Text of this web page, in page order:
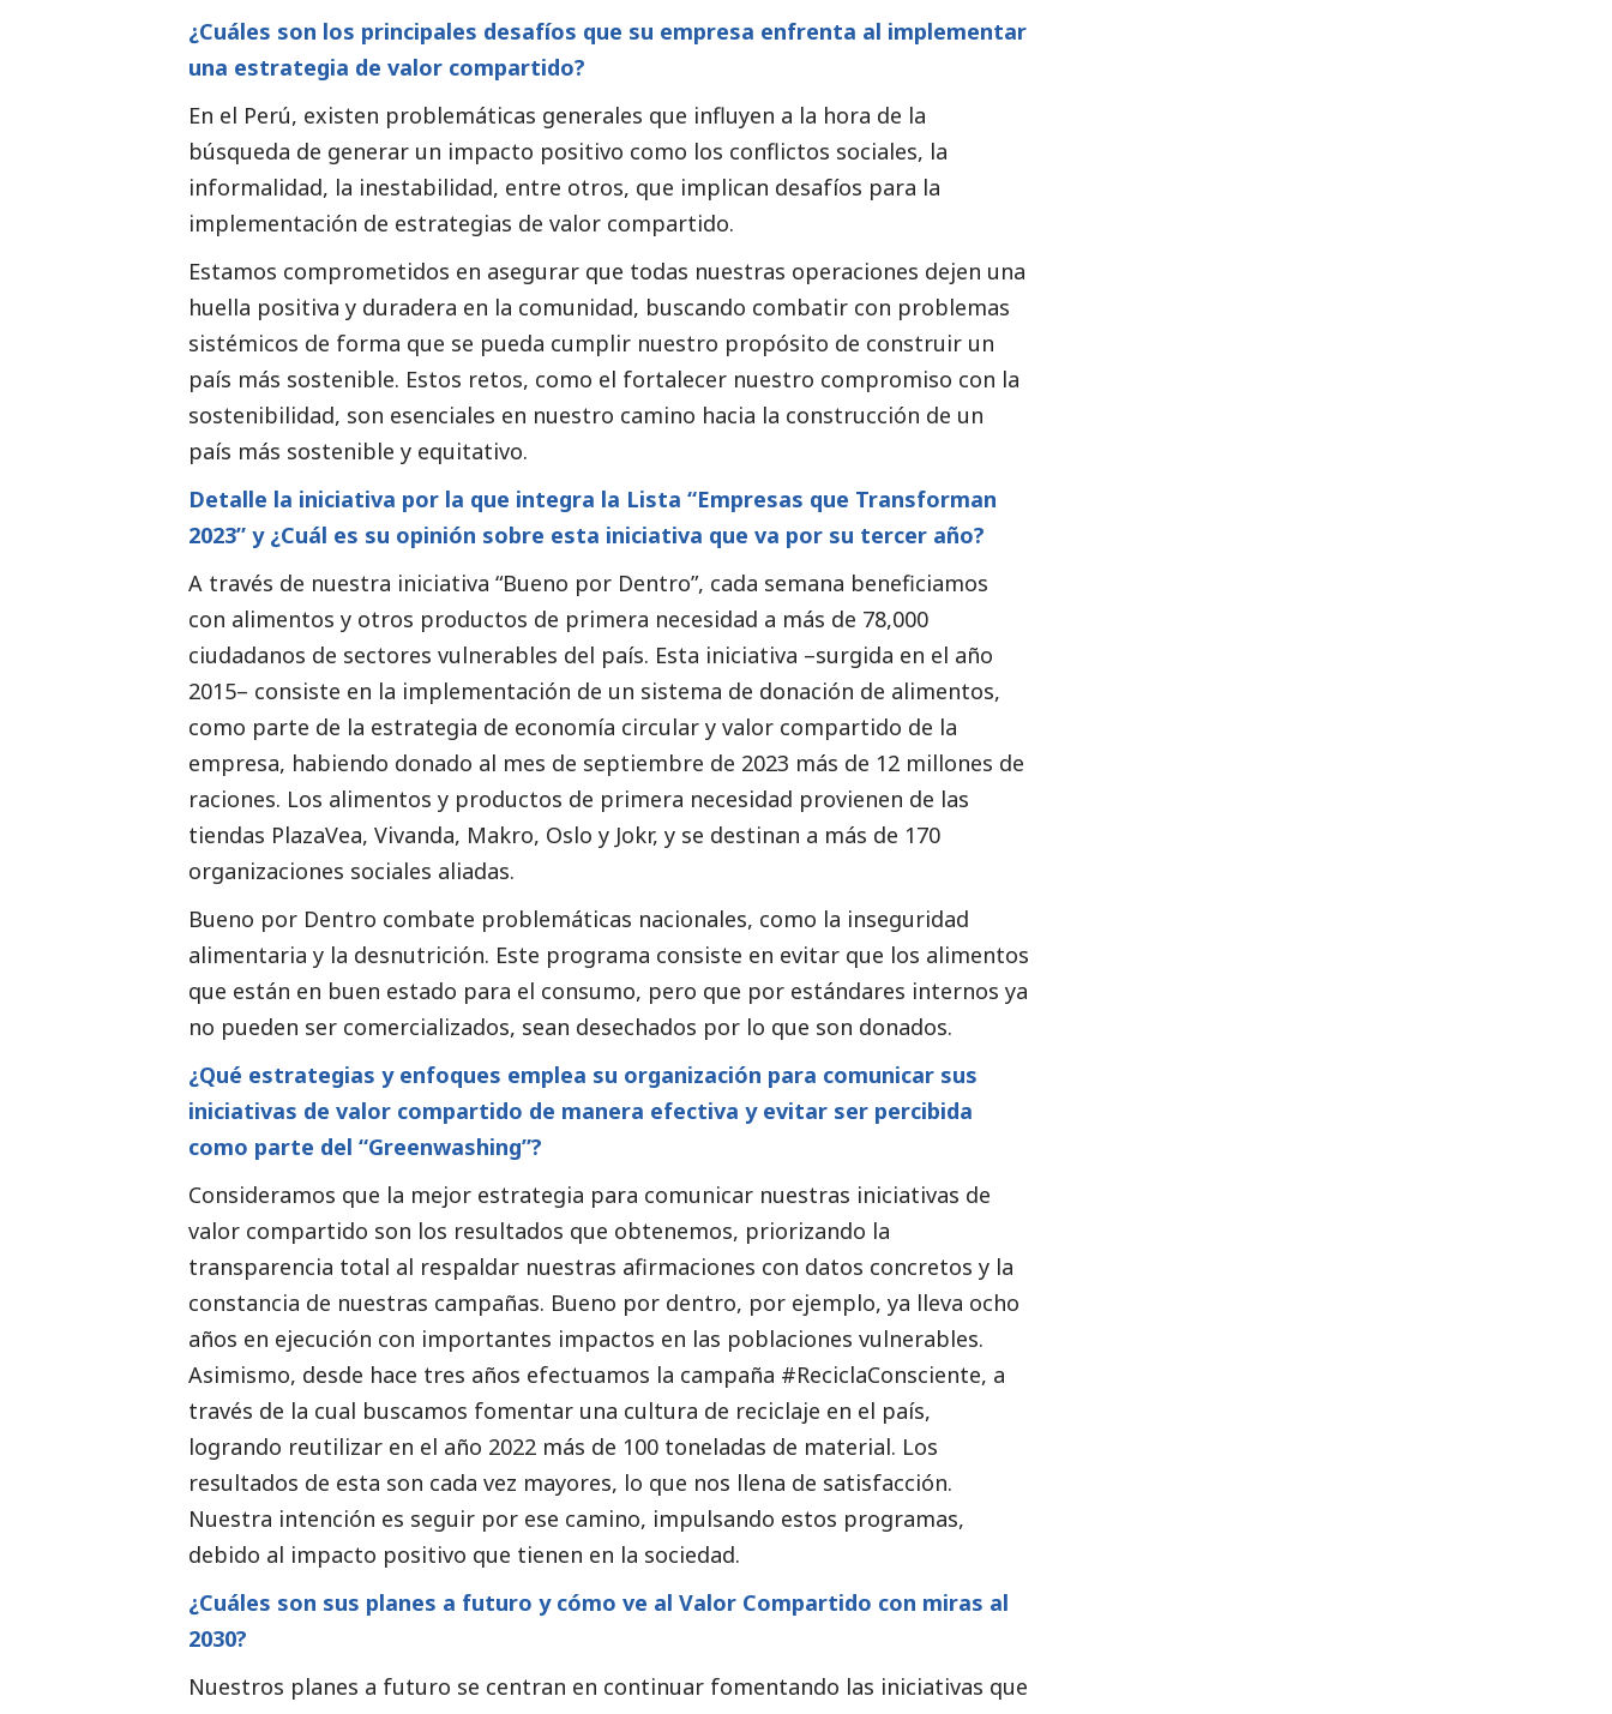
¿Cuáles son los principales desafíos que su empresa enfrenta al implementar
una estrategia de valor compartido?
En el Perú, existen problemáticas generales que influyen a la hora de la
búsqueda de generar un impacto positivo como los conflictos sociales, la
informalidad, la inestabilidad, entre otros, que implican desafíos para la
implementación de estrategias de valor compartido.
Estamos comprometidos en asegurar que todas nuestras operaciones dejen una
huella positiva y duradera en la comunidad, buscando combatir con problemas
sistémicos de forma que se pueda cumplir nuestro propósito de construir un
país más sostenible. Estos retos, como el fortalecer nuestro compromiso con la
sostenibilidad, son esenciales en nuestro camino hacia la construcción de un
país más sostenible y equitativo.
Detalle la iniciativa por la que integra la Lista “Empresas que Transforman
2023” y ¿Cuál es su opinión sobre esta iniciativa que va por su tercer año?
A través de nuestra iniciativa “Bueno por Dentro”, cada semana beneficiamos
con alimentos y otros productos de primera necesidad a más de 78,000
ciudadanos de sectores vulnerables del país. Esta iniciativa –surgida en el año
2015– consiste en la implementación de un sistema de donación de alimentos,
como parte de la estrategia de economía circular y valor compartido de la
empresa, habiendo donado al mes de septiembre de 2023 más de 12 millones de
raciones. Los alimentos y productos de primera necesidad provienen de las
tiendas PlazaVea, Vivanda, Makro, Oslo y Jokr, y se destinan a más de 170
organizaciones sociales aliadas.
Bueno por Dentro combate problemáticas nacionales, como la inseguridad
alimentaria y la desnutrición. Este programa consiste en evitar que los alimentos
que están en buen estado para el consumo, pero que por estándares internos ya
no pueden ser comercializados, sean desechados por lo que son donados.
¿Qué estrategias y enfoques emplea su organización para comunicar sus
iniciativas de valor compartido de manera efectiva y evitar ser percibida
como parte del “Greenwashing”?
Consideramos que la mejor estrategia para comunicar nuestras iniciativas de
valor compartido son los resultados que obtenemos, priorizando la
transparencia total al respaldar nuestras afirmaciones con datos concretos y la
constancia de nuestras campañas. Bueno por dentro, por ejemplo, ya lleva ocho
años en ejecución con importantes impactos en las poblaciones vulnerables.
Asimismo, desde hace tres años efectuamos la campaña #ReciclaConsciente, a
través de la cual buscamos fomentar una cultura de reciclaje en el país,
logrando reutilizar en el año 2022 más de 100 toneladas de material. Los
resultados de esta son cada vez mayores, lo que nos llena de satisfacción.
Nuestra intención es seguir por ese camino, impulsando estos programas,
debido al impacto positivo que tienen en la sociedad.
¿Cuáles son sus planes a futuro y cómo ve al Valor Compartido con miras al
2030?
Nuestros planes a futuro se centran en continuar fomentando las iniciativas que